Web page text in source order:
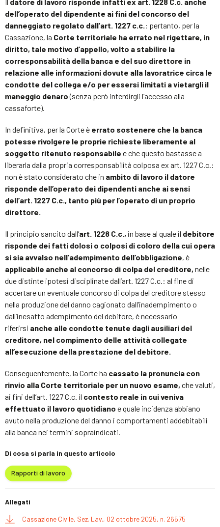
dell’operato del dipendente ai fini del concorso del
danneggiato regolato dall’art. 1227 c.c.: pertanto, per la
Cassazione, la Corte territoriale ha errato nel rigettare, in
diritto, tale motivo d’appello, volto a stabilire la
corresponsabilità della banca e del suo direttore in
relazione alle informazioni dovute alla lavoratrice circa le
condotte del collega e/o per essersi limitati a vietargli il
maneggio denaro(senza però interdirgli l’accesso alla
cassaforte).
In definitiva, per la Corte è errato sostenere che la banca
potesse rivolgere le proprie richieste liberamente al
soggetto ritenuto responsabile e che questo bastasse a
liberarla dalla propria corresponsabilità colposa ex art. 1227 C.c.:
non è stato considerato che in ambito di lavoro il datore
risponde dell’operato dei dipendenti anche ai sensi
dell’art. 1227 C.c., tanto più per l’operato di un proprio
direttore.
Il principio sancito dall’art. 1228 C.c., in base al quale il debitore
risponde dei fatti dolosi o colposi di coloro della cui opera
si sia avvalso nell’adempimento dell’obbligazione, è
applicabile anche al concorso di colpa del creditore, nelle
due distinte ipotesi disciplinate dall’art. 1227 C.c.: al fine di
accertare un eventuale concorso di colpa del creditore stesso
nella produzione del danno cagionato dall’inadempimento o
dall’inesatto adempimento del debitore, è necessario
riferirsi anche alle condotte tenute dagli ausiliari del
creditore, nel compimento delle attività collegate
all’esecuzione della prestazione del debitore.
Conseguentemente, la Corte ha cassato la pronuncia con
rinvio alla Corte territoriale per un nuovo esame, che valuti,
ai fini dell’art. 1227 C.c. il contesto reale in cui veniva
effettuato il lavoro quotidiano e quale incidenza abbiano
avuto nella produzione del danno i comportamenti addebitabili
alla banca nei termini sopraindicati.
Di cosa si parla in questo articolo
Rapporti di lavoro
Allegati
Cassazione Civile, Sez. Lav., 02 ottobre 2025, n. 26575